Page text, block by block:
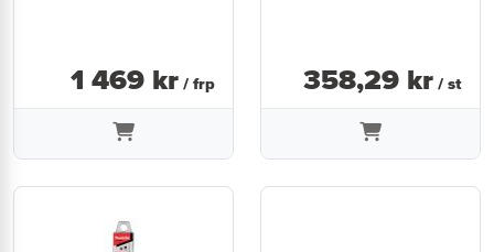
1 469 kr / frp 358,29 kr / st